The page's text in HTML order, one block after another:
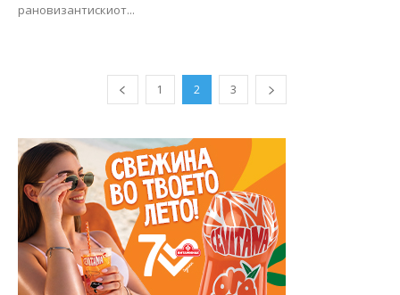
рановизантискиот...
1 2 3